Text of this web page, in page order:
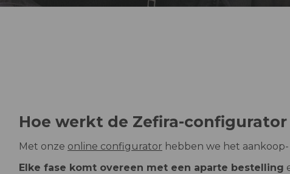
Hoe werkt de Zefira-configurator
Met onze online configurator hebben we het
Elke fase komt overeen met een aparte bestelling